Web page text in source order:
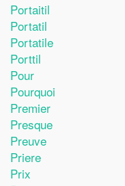
Portaitil
Portatil
Portatile
Porttil
Pour
Pourquoi
Premier
Presque
Preuve
Priere
Prix